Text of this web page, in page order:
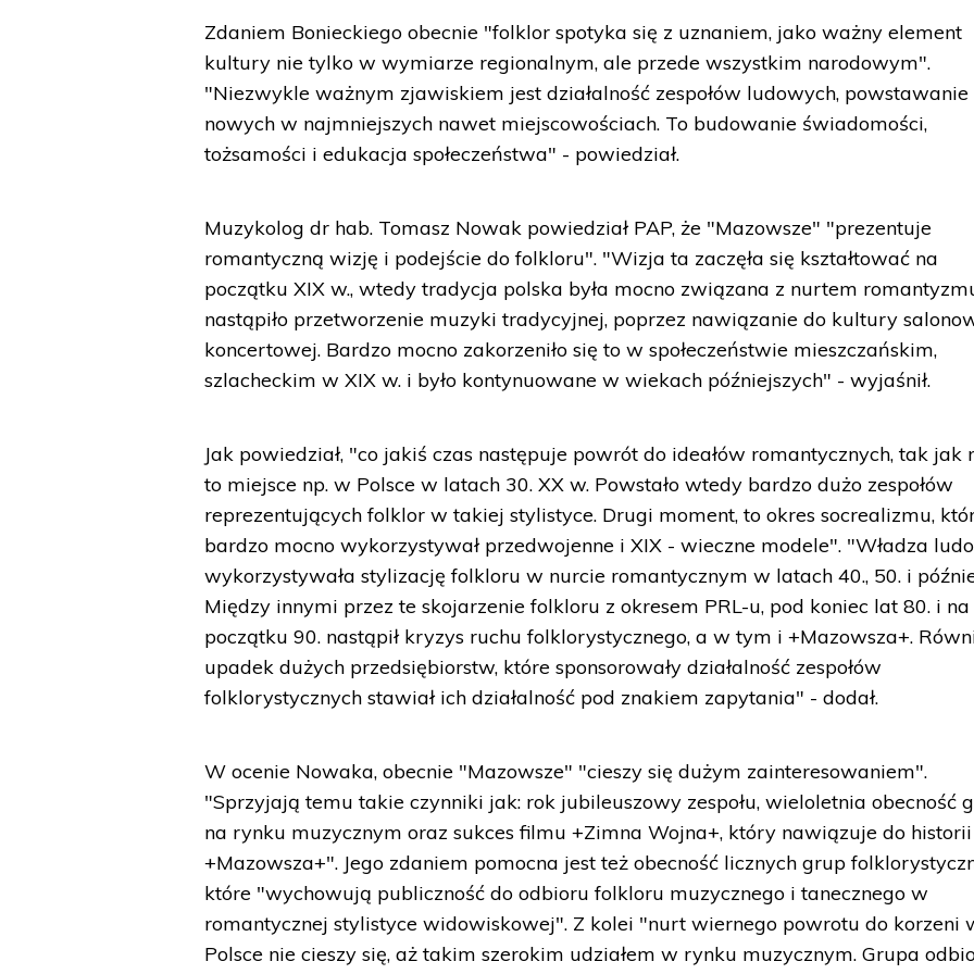
Zdaniem Bonieckiego obecnie "folklor spotyka się z uznaniem, jako ważny element
kultury nie tylko w wymiarze regionalnym, ale przede wszystkim narodowym".
"Niezwykle ważnym zjawiskiem jest działalność zespołów ludowych, powstawanie
nowych w najmniejszych nawet miejscowościach. To budowanie świadomości,
tożsamości i edukacja społeczeństwa" - powiedział.
Muzykolog dr hab. Tomasz Nowak powiedział PAP, że "Mazowsze" "prezentuje
romantyczną wizję i podejście do folkloru". "Wizja ta zaczęła się kształtować na
początku XIX w., wtedy tradycja polska była mocno związana z nurtem
nastąpiło przetworzenie muzyki tradycyjnej, poprzez nawiązanie do kultury
koncertowej. Bardzo mocno zakorzeniło się to w społeczeństwie mieszczańskim,
szlacheckim w XIX w. i było kontynuowane w wiekach późniejszych" - wyjaśnił.
Jak powiedział, "co jakiś czas następuje powrót do ideałów romantycznych, tak jak
to miejsce np. w Polsce w latach 30. XX w. Powstało wtedy bardzo dużo zespołów
reprezentujących folklor w takiej stylistyce. Drugi moment, to okres socrealizmu,
bardzo mocno wykorzystywał przedwojenne i XIX - wieczne modele". "Władza
wykorzystywała stylizację folkloru w nurcie romantycznym w latach 40., 50. i
Między innymi przez te skojarzenie folkloru z okresem PRL-u, pod koniec lat 80. i na
początku 90. nastąpił kryzys ruchu folklorystycznego, a w tym i +Mazowsza+.
upadek dużych przedsiębiorstw, które sponsorowały działalność zespołów
folklorystycznych stawiał ich działalność pod znakiem zapytania" - dodał.
W ocenie Nowaka, obecnie "Mazowsze" "cieszy się dużym zainteresowaniem".
"Sprzyjają temu takie czynniki jak: rok jubileuszowy zespołu, wieloletnia obecność
na rynku muzycznym oraz sukces filmu +Zimna Wojna+, który nawiązuje do historii
+Mazowsza+". Jego zdaniem pomocna jest też obecność licznych grup
które "wychowują publiczność do odbioru folkloru muzycznego i tanecznego w
romantycznej stylistyce widowiskowej". Z kolei "nurt wiernego powrotu do korzeni
Polsce nie cieszy się, aż takim szerokim udziałem w rynku muzycznym. Grupa